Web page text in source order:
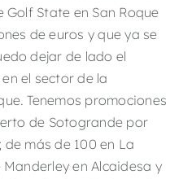
State en San Roque
de euros y que ya se
dejar de lado el
el sector de la
Tenemos promociones
de Sotogrande por
más de 100 en La
en Alcaidesa y